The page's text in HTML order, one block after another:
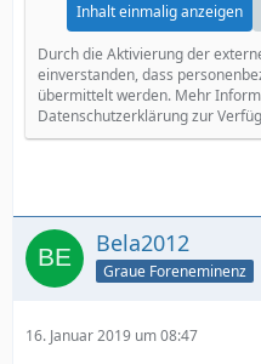
Inhalt einmalig anzeigen
Durch die Aktivierung der
einverstanden, dass
übermittelt werden. Mehr
Datenschutzerklärung zur
Bela2012
Graue Foreneminenz
16. Januar 2019 um 08:47